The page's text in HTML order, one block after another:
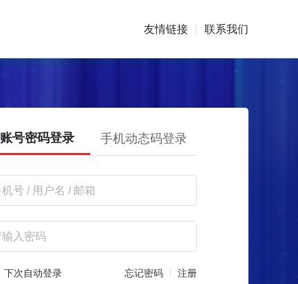
友情链接 | 联系我们
账号密码登录 手机动态码登录
下次自动登录 忘记密码 注册